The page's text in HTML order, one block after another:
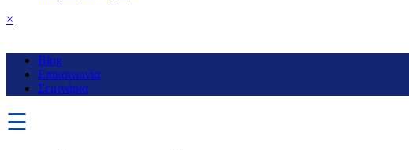
×
Blog
Επικοινωνία
Σεμινάρια
☰